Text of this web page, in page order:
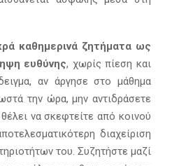
καθημερινά ζητήματα ως
ευθύνης, χωρίς πίεση και
αν άργησε στο μάθημα
την ώρα, μην αντιδράσετε
να σκεφτείτε από κοινού
διαχείριση
του. Συζητήστε μαζί